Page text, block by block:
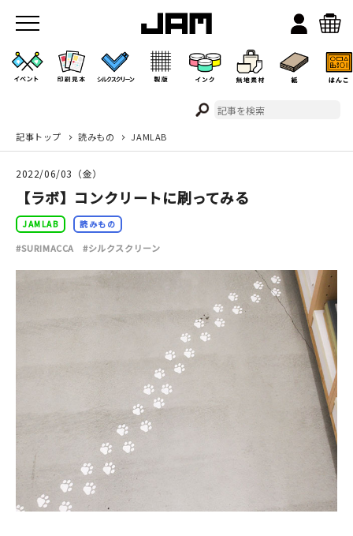
JAMのこと
お店/ワークスペース
無地素材
本
記事トップ 読みもの JAMLAB
2022/06/03（金）
【ラボ】コンクリートに刷ってみる
JAMLAB 読みもの
#SURIMACCA #シルクスクリーン